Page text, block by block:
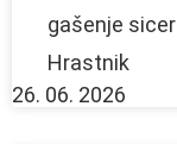
gašenje
Hrastnik
26. 06. 2026